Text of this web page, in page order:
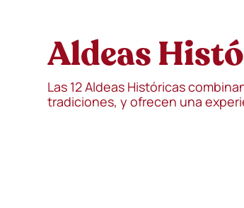
Aldeas
Las 12 Aldeas Históricas
tradiciones, y ofrecen una